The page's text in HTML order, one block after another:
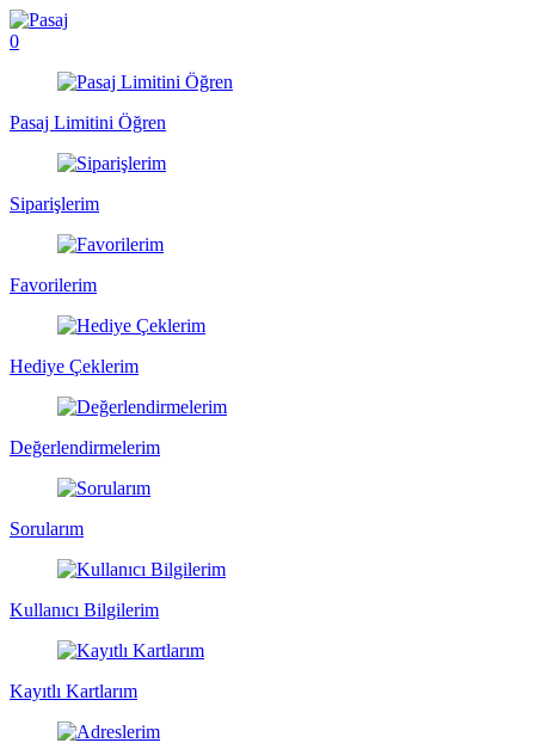
0
Pasaj Limitini Öğren
Siparişlerim
Favorilerim
Hediye Çeklerim
Değerlendirmelerim
Sorularım
Kullanıcı Bilgilerim
Kayıtlı Kartlarım